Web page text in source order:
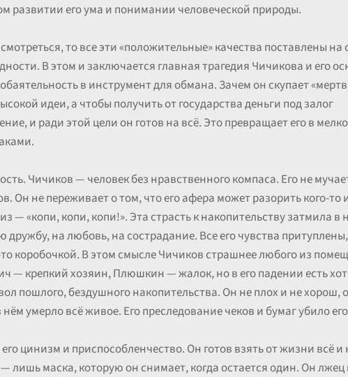
развитии его ума и понимании человеческой природы.
то все эти «положительные» качества поставлены на
В этом и заключается главная трагедия Чичикова и его
в инструмент для обмана. Зачем он скупает
идеи, а чтобы получить от государства деньги под залог
и ради этой цели он готов на всё. Это превращает его в
Чичиков — человек без нравственного компаса. Его не
Он не переживает о том, что его афера может разорить кого-то
— «копи, копи, копи!». Эта страсть к накопительству затмила в
на любовь, на сострадание. Все его чувства
коробочкой. В этом смысле Чичиков страшнее любого из
— крепкий хозяин, Плюшкин — жалок, но в его падении есть
пошлого, бездушного накопительства. Он не плох и не хорош,
умерло всё живое. Его преследование чеков и бумаг убило
цинизм и приспособленчество. Он готов взять от жизни всё и
лишь маска, которую он снимает, когда остается один. Он